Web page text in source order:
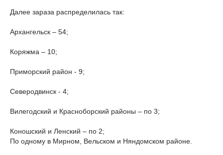
Далее зараза распределилась так:
Архангельск – 54;
Коряжма – 10;
Приморский район - 9;
Северодвинск - 4;
Вилегодский и Красноборский районы – по 3;
Коношский и Ленский – по 2;
По одному в Мирном, Вельском и Няндомском районе.